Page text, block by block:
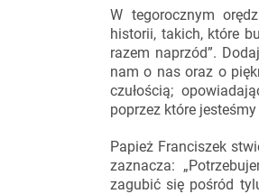
W tegorocznym
historii, takich, które
razem naprzód”.
nam o nas oraz o
czułością;
poprzez które
Papież Franciszek
zaznacza:
zagubić się pośród